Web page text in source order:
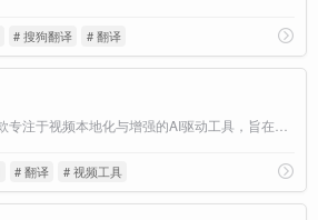
# 搜狗翻译 # 翻译
# 翻译 # 视频工具